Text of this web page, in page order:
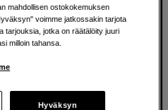
mahdollisen ostokokemuksen
voimme jatkossakin tarjota
tarjouksia, jotka on räätälöity juuri
milloin tahansa.
Hyväksyn